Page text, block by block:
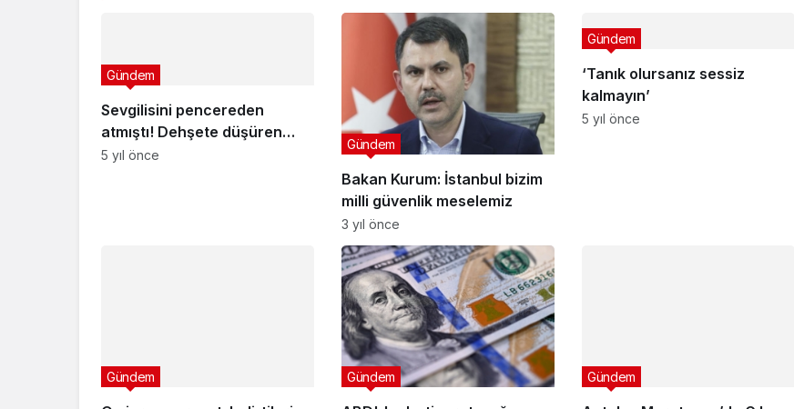
Sevgilisini pencereden
atmıştı! Dehşete düşüren
olayda yeni gelişme: Ağır
Gündem
5 yıl önce
Bakan Kurum: İstanbul bizim
milli güvenlik meselemiz
Gündem
3 yıl önce
‘Tanık olursanız sessiz
kalmayın’
Gündem
5 yıl önce
Gündem